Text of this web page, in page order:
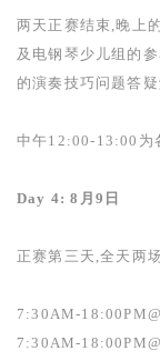
两天正赛结束,晚上
及电钢琴少儿组的
的演奏技巧问题答疑
中午12:00-13:00 为
Day 4: 8 月 9 日
正赛第三天,全天两
7:30AM-18:00PM@
7:30AM-18:00PM@